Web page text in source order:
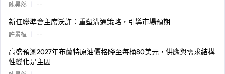
陳昊然 --
新任聯準會主席沃許：重塑溝通策略，引導市場預期
許景桓 --
高盛預測2027年布蘭特原油價格降至每桶80美元，供應與需求結構
性變化是主因